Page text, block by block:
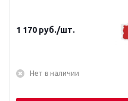
1 170 руб./шт.
Нет в наличии